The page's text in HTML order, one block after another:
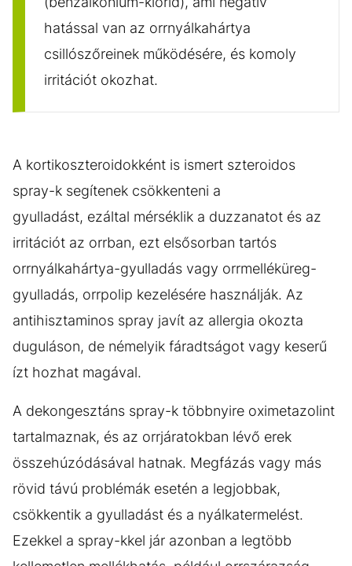
hatással van az orrnyálkahártya
csillószőreinek működésére, és komoly
irritációt okozhat.
A kortikoszteroidokként is ismert szteroidos
spray-k segítenek csökkenteni a
gyulladást, ezáltal mérséklik a duzzanatot és az
irritációt az orrban, ezt elsősorban tartós
orrnyálkahártya-gyulladás vagy orrmelléküreg-
gyulladás, orrpolip kezelésére használják. Az
antihisztaminos spray javít az allergia okozta
duguláson, de némelyik fáradtságot vagy keserű
ízt hozhat magával.
A dekongesztáns spray-k többnyire oximetazolint
tartalmaznak, és az orrjáratokban lévő erek
összehúzódásával hatnak. Megfázás vagy más
rövid távú problémák esetén a legjobbak,
csökkentik a gyulladást és a nyálkatermelést.
Ezekkel a spray-kkel jár azonban a legtöbb